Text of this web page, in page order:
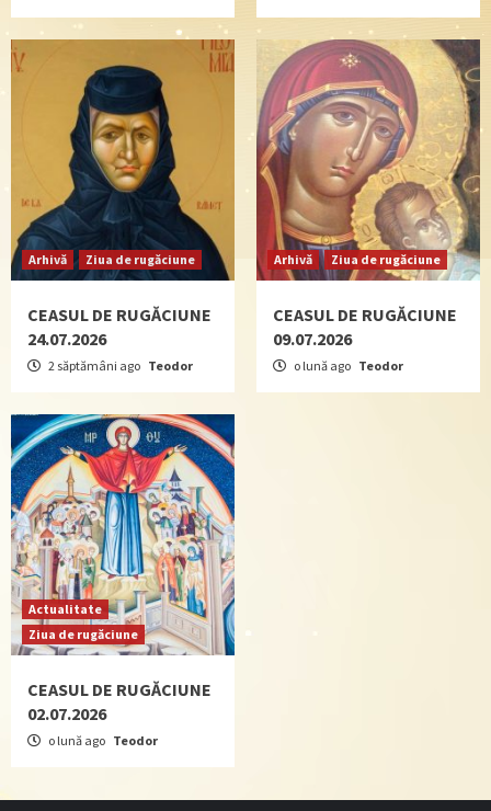
Arhivă Ziua de rugăciune
CEASUL DE RUGĂCIUNE
24.07.2026
2 săptămâni ago Teodor
Arhivă Ziua de rugăciune
CEASUL DE RUGĂCIUNE
09.07.2026
o lună ago Teodor
Actualitate
Ziua de rugăciune
CEASUL DE RUGĂCIUNE
02.07.2026
o lună ago Teodor